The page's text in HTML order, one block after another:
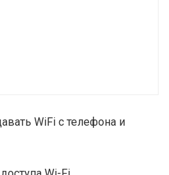
WiFi с телефона и